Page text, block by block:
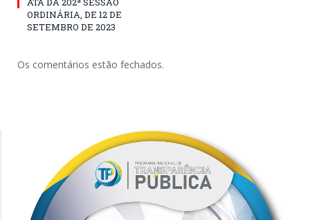
ORDINÁRIA, DE 12 DE
SETEMBRO DE 2023
Os comentários estão fechados.